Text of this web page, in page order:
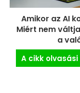
Amikor az AI
Miért nem
a